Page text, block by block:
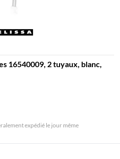
16540009, 2 tuyaux, blanc,
expédié le jour même